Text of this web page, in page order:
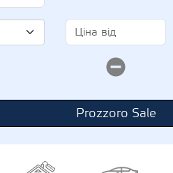
Prozzoro Sale